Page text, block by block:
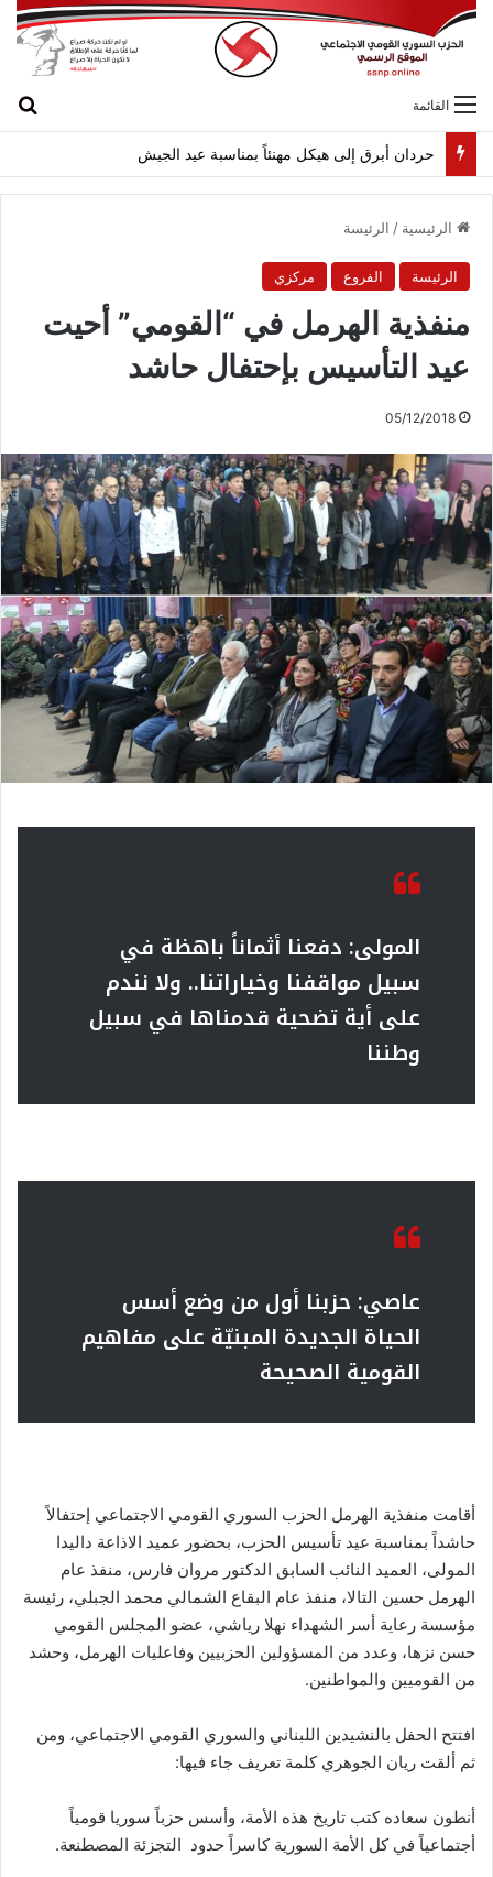
القائمة
حردان أبرق إلى هيكل مهنئاً بمناسبة عيد الجيش
الرئيسية / الرئيسة
الرئيسة الفروع مركزي
منفذية الهرمل في “القومي” أحيت
عيد التأسيس بإحتفال حاشد
05/12/2018
المولى: دفعنا أثماناً باهظة في
سبيل مواقفنا وخياراتنا.. ولا نندم
على أية تضحية قدمناها في سبيل
وطننا
عاصي: حزبنا أول من وضع أسس
الحياة الجديدة المبنيّة على مفاهيم
القومية الصحيحة
أقامت منفذية الهرمل الحزب السوري القومي الاجتماعي إحتفالاً
حاشداً بمناسبة عيد تأسيس الحزب، بحضور عميد الاذاعة داليدا
المولى، العميد النائب السابق الدكتور مروان فارس، منفذ عام
الهرمل حسين التالا، منفذ عام البقاع الشمالي محمد الجبلي، رئيسة
مؤسسة رعاية أسر الشهداء نهلا رياشي، عضو المجلس القومي
حسن نزها، وعدد من المسؤولين الحزبيين وفاعليات الهرمل، وحشد
من القوميين والمواطنين.
افتتح الحفل بالنشيدين اللبناني والسوري القومي الاجتماعي، ومن
ثم ألقت ريان الجوهري كلمة تعريف جاء فيها:
أنطون سعاده كتب تاريخ هذه الأمة، وأسس حزباً سوريا قومياً
أجتماعياً في كل الأمة السورية كاسراً حدود التجزئة المصطنعة.